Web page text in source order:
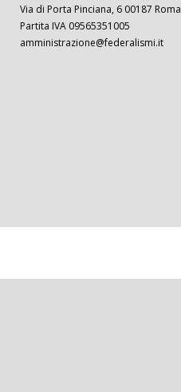
Via di Porta Pinciana, 6 00187 Roma
Partita IVA 09565351005
amministrazione@federalismi.it